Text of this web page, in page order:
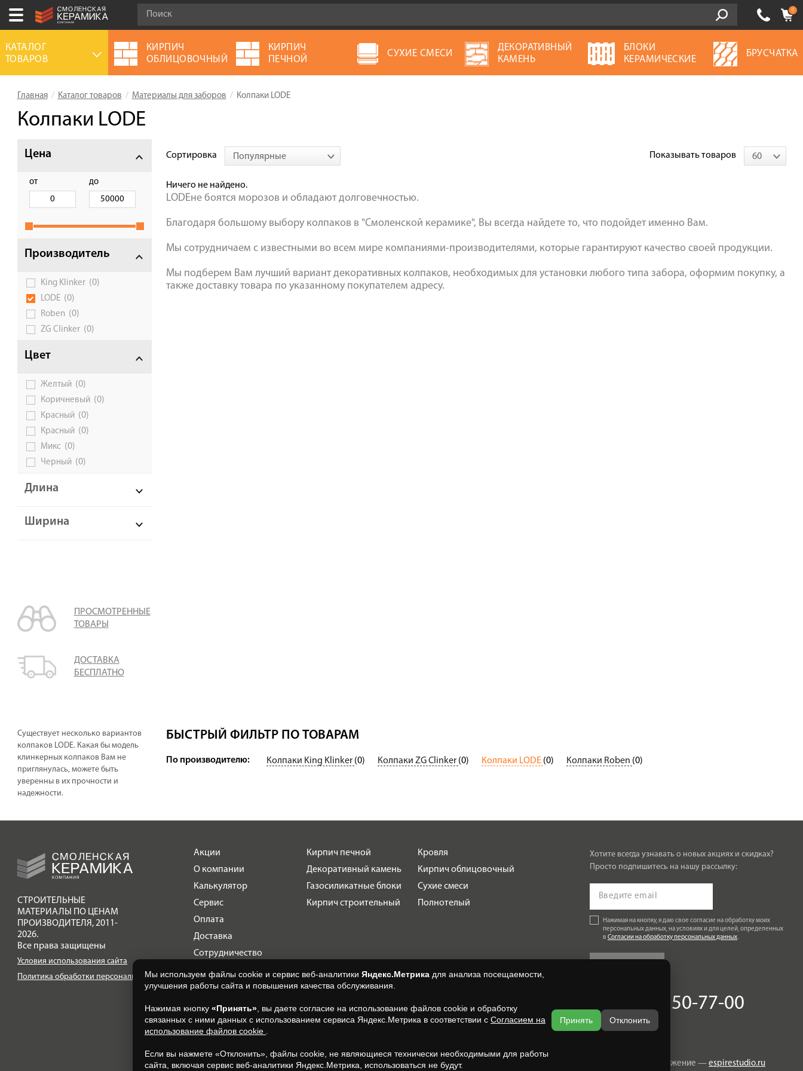
Ваш город: Великий Новгород
Выберите ваш город:
+7 (920) 150-77-00
О компании
Калькулятор
Оплата
Галерея объектов
Контакты
0
КАТАЛОГ
ТОВАРОВ
КИРПИЧ
ОБЛИЦОВОЧНЫЙ
КИРПИЧ
ПЕЧНОЙ
СУХИЕ СМЕСИ
ДЕКОРАТИВНЫЙ
КАМЕНЬ
БЛОКИ
КЕРАМИЧЕСКИЕ
БРУСЧАТКА
Главная Каталог товаров Материалы для заборов Колпаки LODE
Колпаки LODE
Цена
от до
Производитель
King Klinker (0)
LODE (0)
Roben (0)
ZG Clinker (0)
Цвет
Желтый (0)
Коричневый (0)
Красный (0)
Красный (0)
Микс (0)
Черный (0)
Длина
Ширина
ПРОСМОТРЕННЫЕ
ТОВАРЫ
ДОСТАВКА
БЕСПЛАТНО
Сортировка Популярные Показывать товаров 60
Ничего не найдено.
LODEне боятся морозов и обладают долговечностью.
Благодаря большому выбору колпаков в "Смоленской керамике", Вы всегда найдете то, что подойдет именно Вам.
Мы сотрудничаем с известными во всем мире компаниями-производителями, которые гарантируют качество своей продукции.
Мы подберем Вам лучший вариант декоративных колпаков, необходимых для установки любого типа забора, оформим покупку, а
также доставку товара по указанному покупателем адресу.
Существует несколько вариантов
колпаков LODE. Какая бы модель
клинкерных колпаков Вам не
приглянулась, можете быть
уверенны в их прочности и
надежности.
БЫСТРЫЙ ФИЛЬТР ПО ТОВАРАМ
По производителю: Колпаки King Klinker (0) Колпаки ZG Clinker (0) Колпаки LODE (0) Колпаки Roben (0)
Акции
О компании
Калькулятор
Сервис
Оплата
Доставка
Сотрудничество
Галерея объектов
Контакты
Кирпич печной
Декоративный камень
Газосиликатные блоки
Кирпич строительный
Кровля
Кирпич облицовочный
Сухие смеси
Полнотелый
СТРОИТЕЛЬНЫЕ
МАТЕРИАЛЫ ПО ЦЕНАМ
ПРОИЗВОДИТЕЛЯ,2011-
2026.
Все права защищены
Условия использования сайта
Политика обработки персональных данных
Хотите всегда узнавать о новых акциях и скидках?
Просто подпишитесь на нашу рассылку:
Нажимая на кнопку, я даю свое согласие на обработку моих
персональных данных, на условиях и для целей, определенных
в Согласии на обработку персональных данных.
+7 (920) 150-77-00
Разработка и продвижение — espirestudio.ru
Мы используем файлы cookie и сервис веб-аналитики Яндекс.Метрика для анализа посещаемости,
улучшения работы сайта и повышения качества обслуживания.
Нажимая кнопку «Принять» , вы даете согласие на использование файлов cookie и обработку
связанных с ними данных с использованием сервиса Яндекс.Метрика в соответствии с Согласием на
использование файлов cookie
Если вы нажмете «Отклонить», файлы cookie, не являющиеся технически необходимыми для работы
сайта, включая сервис веб-аналитики Яндекс.Метрика, использоваться не будут.
Принять Отклонить